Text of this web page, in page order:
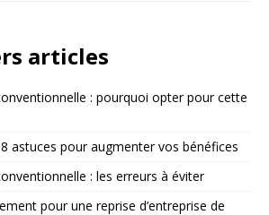
articles
: pourquoi opter pour cette
astuces pour augmenter vos bénéfices
: les erreurs à éviter
pour une reprise d’entreprise de